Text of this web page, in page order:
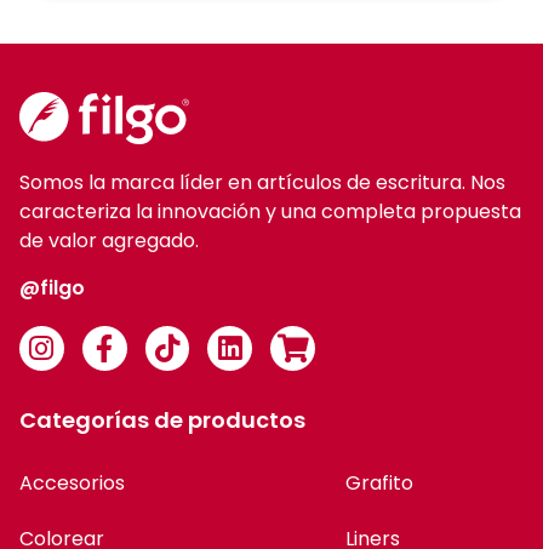
Somos la marca líder en artículos de escritura. Nos
caracteriza la innovación y una completa propuesta
de valor agregado.
@filgo
Categorías de productos
Accesorios
Colorear
Grafito
Liners